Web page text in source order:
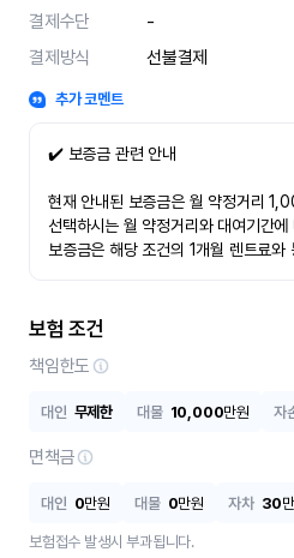
결제수단
-
결제방식
선불결제
추가 코멘트
✔️ 보증금 관련 안내
현재 안내된 보증금은 월 약정거리
선택하시는 월 약정거리와 대여기간에
보증금은 해당 조건의 1개월 렌트료
보험 조건
책임한도
대인 무제한 대물 10,000만원 자
면책금
대인 0만원 대물 0만원 자차 30
보험접수 발생시 부과됩니다.